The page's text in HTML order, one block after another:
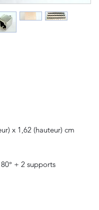
x 1,62 (hauteur) cm
+ 2 supports